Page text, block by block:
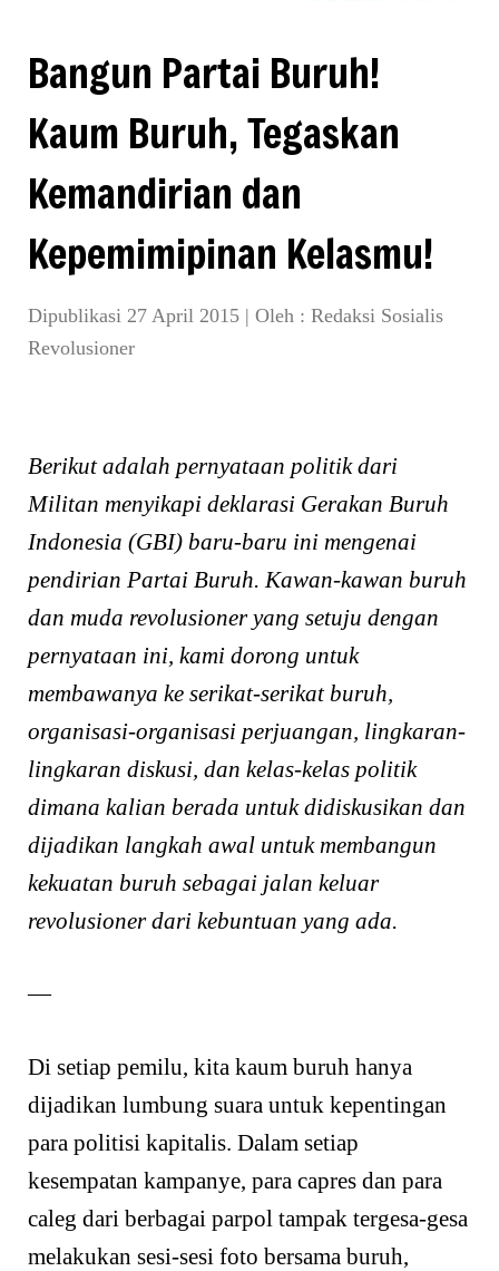
Bangun Partai Buruh!
Kaum Buruh, Tegaskan
Kemandirian dan
Kepemimipinan Kelasmu!
Dipublikasi 27 April 2015 | Oleh : Redaksi Sosialis
Revolusioner
Berikut adalah pernyataan politik dari
Militan menyikapi deklarasi Gerakan Buruh
Indonesia (GBI) baru-baru ini mengenai
pendirian Partai Buruh. Kawan-kawan buruh
dan muda revolusioner yang setuju dengan
pernyataan ini, kami dorong untuk
membawanya ke serikat-serikat buruh,
organisasi-organisasi perjuangan, lingkaran-
lingkaran diskusi, dan kelas-kelas politik
dimana kalian berada untuk didiskusikan dan
dijadikan langkah awal untuk membangun
kekuatan buruh sebagai jalan keluar
revolusioner dari kebuntuan yang ada.
—
Di setiap pemilu, kita kaum buruh hanya
dijadikan lumbung suara untuk kepentingan
para politisi kapitalis. Dalam setiap
kesempatan kampanye, para capres dan para
caleg dari berbagai parpol tampak tergesa-gesa
melakukan sesi-sesi foto bersama buruh,